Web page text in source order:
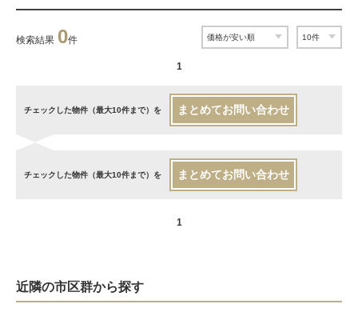
検索結果 0件
1
チェックした物件（最大10件まで）を まとめてお問い合わせ
チェックした物件（最大10件まで）を まとめてお問い合わせ
1
近隣の市区群から探す